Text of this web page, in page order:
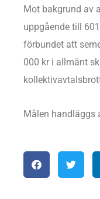
Mot bakgrund av
uppgående till
förbundet att
000 kr i allmänt
Målen handläggs